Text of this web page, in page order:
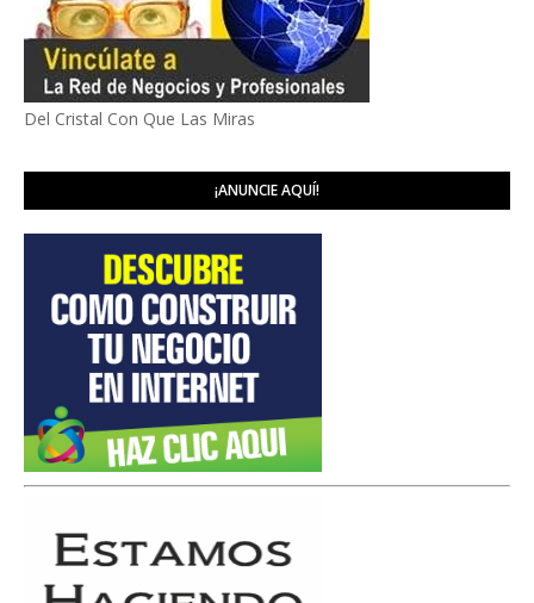
Del Cristal Con Que Las Miras
¡ANUNCIE AQUÍ!